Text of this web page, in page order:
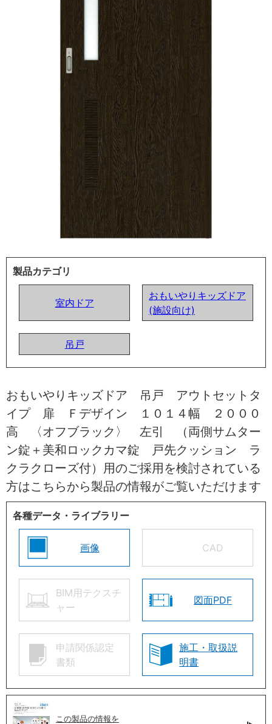
製品カテゴリ
室内ドア
おもいやりキッズドア
(施設向け)
吊戸
おもいやりキッズドア 吊戸 アウトセットタ
イプ 扉 Ｆデザイン １０１４幅 ２０００
高 〈オフブラック〉 左引 （両側サムター
ン錠＋美和ロックカマ錠 戸先クッション ラ
クラクローズ付）用のご採用を検討されている
方はこちらから製品の情報がご覧いただけます
各種データ・ライブラリー
画像 CAD
BIM用テクスチ
ャー
図面PDF
申請関係認定
書類
施工・取扱説
明書
この製品の情報を